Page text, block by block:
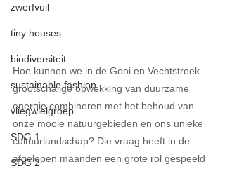
zwerfvuil
tiny houses
biodiversiteit
sustainable fashion
vliegwielgroep
SDG 1
SDG 2
Hoe kunnen we in de Gooi en Vechtstreek
grootschalige opwekking van duurzame
energie combineren met het behoud van
onze mooie natuurgebieden en ons unieke
cultuurlandschap? Die vraag heeft in de
afgelopen maanden een grote rol gespeeld